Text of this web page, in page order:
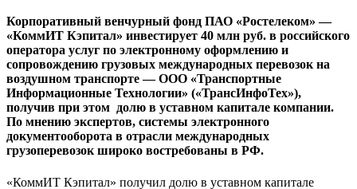
Корпоративный венчурный фонд ПАО «Ростелеком» —
«КоммИТ Кэпитал» инвестирует 40 млн руб. в российского
оператора услуг по электронному оформлению и
сопровождению грузовых международных перевозок на
воздушном транспорте — ООО «Транспортные
Информационные Технологии» («ТрансИнфоТех»),
получив при этом долю в уставном капитале компании.
По мнению экспертов, системы электронного
документооборота в отрасли международных
грузоперевозок широко востребованы в РФ.
«КоммИТ Кэпитал» получил долю в уставном капитале